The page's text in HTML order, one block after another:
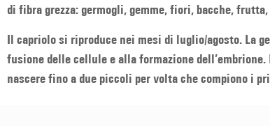
di fibra grezza: germogli, gemme, fiori, bacche,
Il capriolo si riproduce nei mesi di luglio/agosto. La
fusione delle cellule e alla formazione
nascere fino a due piccoli per volta che compiono i